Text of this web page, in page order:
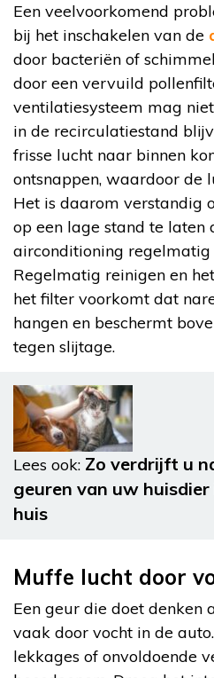
Een veelvoorkomend
bij het inschakelen van de
door bacteriën of
door een vervuild
ventilatiesysteem mag
in de recirculatiestand
frisse lucht naar binnen
ontsnappen, waardoor de
Het is daarom verstandig
op een lage stand te laten
airconditioning regelmatig
Regelmatig reinigen en
het filter voorkomt dat
hangen en beschermt
tegen slijtage.
Lees ook: Zo verdrijft u
geuren van uw huisdier
huis
Muffe lucht door
Een geur die doet denken
vaak door vocht in de
lekkages of onvoldoende